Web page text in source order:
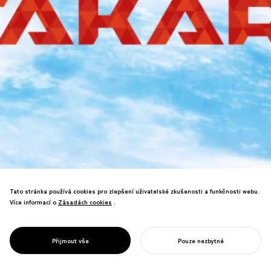
FUTURE KID
TAKARA
písmem pro FUTURE KID TAKARA,
animaci o klimatických změnách.
Tato stránka používá cookies pro zlepšení uživatelské zkušenosti a funkčnosti webu.
Více informací o Zásadách cookies
Zásadách cookies .
Přijmout vše Pouze nezbytné